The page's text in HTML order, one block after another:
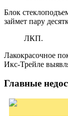
Блок
займет пару
ЛКП.
Лакокрасочное
Икс-Трейле
Главные